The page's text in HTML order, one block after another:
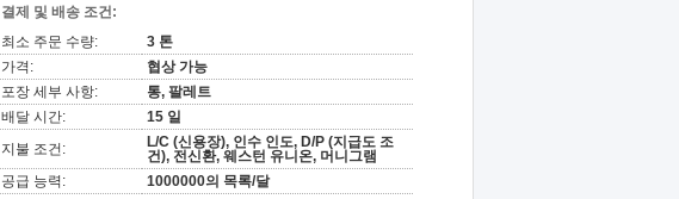
결제 및 배송 조건:
최소 주문 수량:
3 톤
가격:
협상 가능
포장 세부 사항:
통, 팔레트
배달 시간:
15 일
지불 조건:
L/C (신용장), 인수 인도, D/P (지급도 조
건), 전신환, 웨스턴 유니온, 머니그램
공급 능력:
1000000의 목록/달